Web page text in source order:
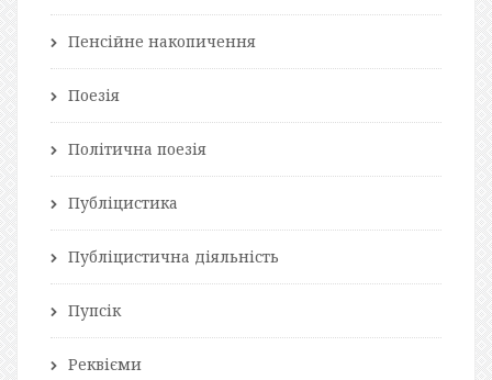
Пенсійне накопичення
Поезія
Політична поезія
Публіцистика
Публіцистична діяльність
Пупсік
Реквієми